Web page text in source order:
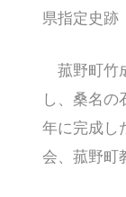
県指定史跡
菰野町竹
し、桑名の
年に完成し
会、菰野町